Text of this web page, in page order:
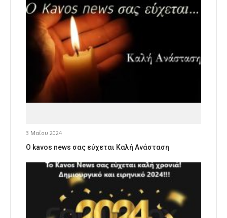
3 Μαΐου 2024
Ο kavos news σας εύχεται Καλή Ανάσταση